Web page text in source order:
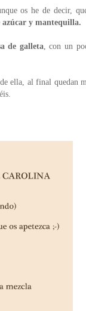
os he de decir,
azúcar y mantequilla.
de galleta , con un
ella, al final quedan